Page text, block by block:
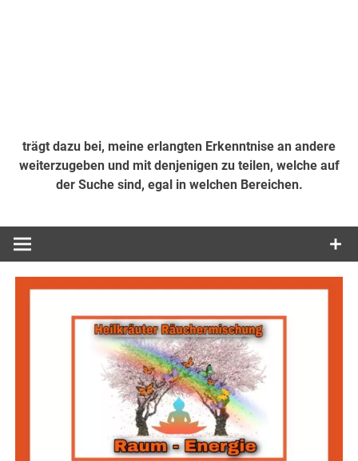
trägt dazu bei, meine erlangten Erkenntnise an andere
weiterzugeben und mit denjenigen zu teilen, welche auf
der Suche sind, egal in welchen Bereichen.